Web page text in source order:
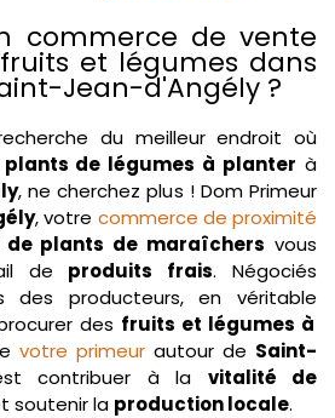
commerce de vente
et légumes dans
Jean-d'Angély ?
du meilleur endroit où
de légumes à planter à
, ne cherchez plus ! Dom Primeur
, votre commerce de proximité
de plants de maraîchers vous
de produits frais. Négociés
des producteurs, en véritable
des fruits et légumes à
votre primeur autour de Saint-
contribuer à la vitalité de
soutenir la production locale.